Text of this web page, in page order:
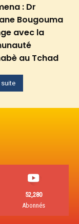
: Dr
Bougouma
avec la
au Tchad
suite
52,280
Abonnés